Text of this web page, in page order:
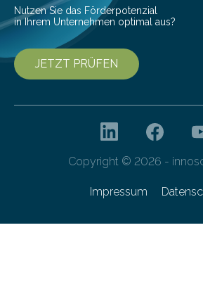
Nutzen Sie das Förderpotenzial
in Ihrem Unternehmen optimal aus?
JETZT PRÜFEN
Copyright © 2026 -
Impressum